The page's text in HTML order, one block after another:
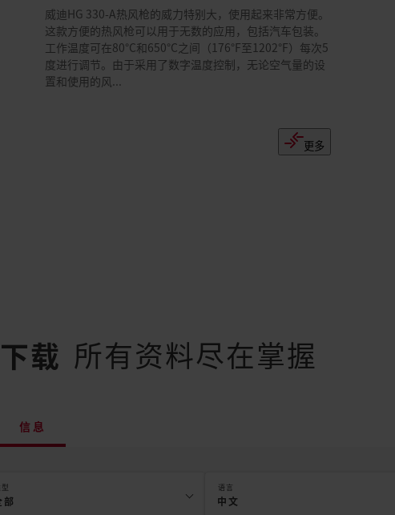
威迪HG 330-A热风枪的威力特别大，使用起来非常方便。
这款方便的热风枪可以用于无数的应用，包括汽车包装。
工作温度可在80°C和650°C之间（176°F至1202°F）每次5
度进行调节。由于采用了数字温度控制，无论空气量的设
置和使用的风...
更多
下载 所有资料尽在掌握
信息
部
语言
中文